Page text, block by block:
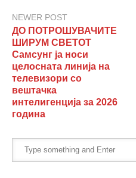
NEWER POST
ДО ПОТРОШУВАЧИТЕ
ШИРУМ СВЕТОТ
Самсунг ја носи
целосната линија на
телевизори со
вештачка
интелигенција за 2026
година